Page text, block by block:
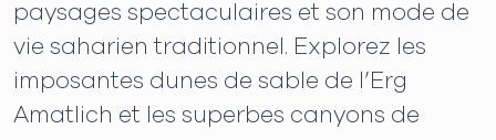
paysages spectaculaires et son mode de
vie saharien traditionnel. Explorez les
imposantes dunes de sable de l’Erg
Amatlich et les superbes canyons de